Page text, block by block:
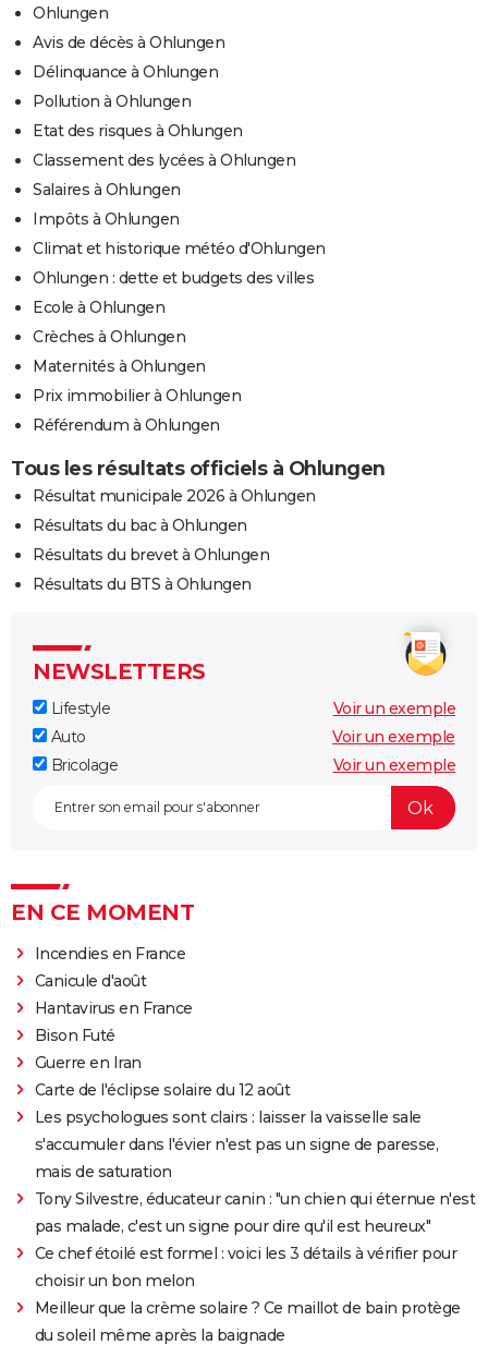
Ohlungen
Avis de décès à Ohlungen
Délinquance à Ohlungen
Pollution à Ohlungen
Etat des risques à Ohlungen
Classement des lycées à Ohlungen
Salaires à Ohlungen
Impôts à Ohlungen
Climat et historique météo d'Ohlungen
Ohlungen : dette et budgets des villes
Ecole à Ohlungen
Crèches à Ohlungen
Maternités à Ohlungen
Prix immobilier à Ohlungen
Référendum à Ohlungen
Tous les résultats officiels à Ohlungen
Résultat municipale 2026 à Ohlungen
Résultats du bac à Ohlungen
Résultats du brevet à Ohlungen
Résultats du BTS à Ohlungen
NEWSLETTERS
Lifestyle
Voir un exemple
Auto
Voir un exemple
Bricolage
Voir un exemple
EN CE MOMENT
Incendies en France
Canicule d'août
Hantavirus en France
Bison Futé
Guerre en Iran
Carte de l'éclipse solaire du 12 août
Les psychologues sont clairs : laisser la vaisselle sale
s'accumuler dans l'évier n'est pas un signe de paresse,
mais de saturation
Tony Silvestre, éducateur canin : "un chien qui éternue n'est
pas malade, c'est un signe pour dire qu'il est heureux"
Ce chef étoilé est formel : voici les 3 détails à vérifier pour
choisir un bon melon
Meilleur que la crème solaire ? Ce maillot de bain protège
du soleil même après la baignade